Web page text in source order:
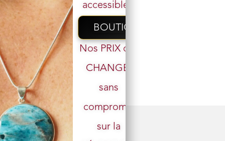
49,00€ 39,00
Ajouter au panier
Votre email
accessibles.
BOUTIQUE
Nos PRIX ont
CHANGÉ,
sans
compromis
sur la